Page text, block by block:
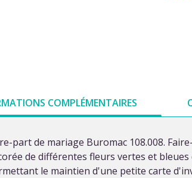
COMPLÉMENTAIRES
part de mariage Buromac 108.008.
de différentes fleurs vertes et
le maintien d'une petite carte